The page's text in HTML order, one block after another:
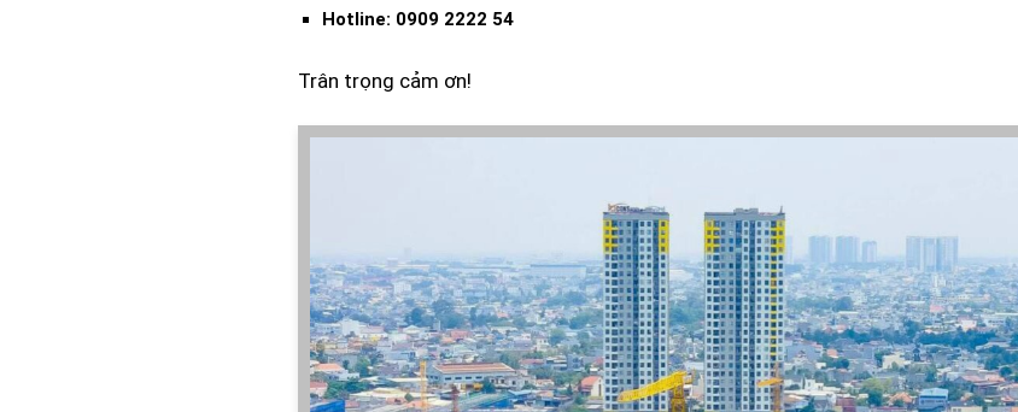
Hotline: 0909 2222 54
Trân trọng cảm ơn!